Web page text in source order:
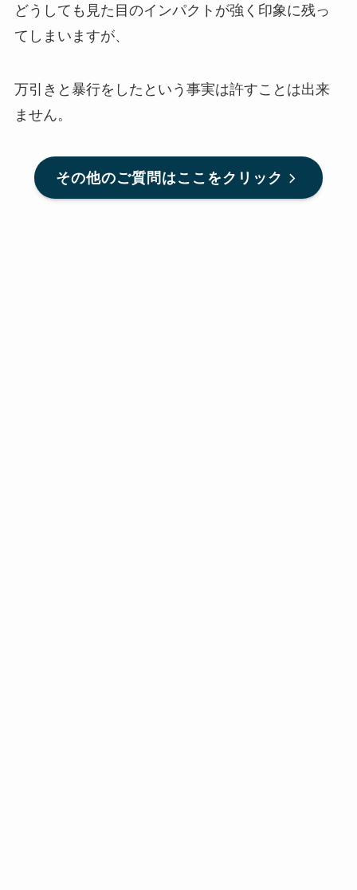
どうしても見た目のインパクトが強く印象に残っ
てしまいますが、
万引きと暴行をしたという事実は許すことは出来
ません。
その他のご質問はここをクリック